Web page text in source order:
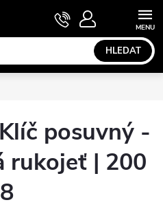
HLEDAT
NÁKUPNÍ
KOŠÍK
posuvný -
rukojeť | 200